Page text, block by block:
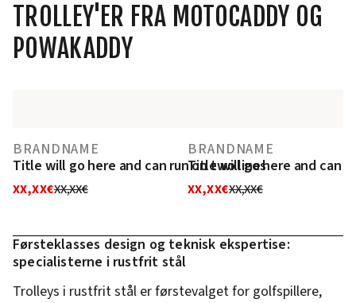
TROLLEY'ER FRA MOTOCADDY OG
POWAKADDY
BRANDNAME
Title will go here and can run on two lines
XX,XX€XX,XX€
BRANDNAME
Title will go here and can
XX,XX€XX,XX€
Førsteklasses design og teknisk ekspertise:
specialisterne i rustfrit stål
Trolleys i rustfrit stål er førstevalget for golfspillere,